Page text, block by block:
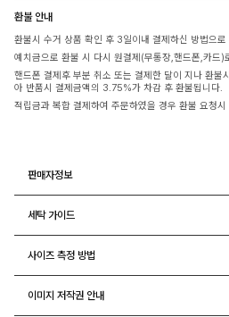
환불 안내
환불시 수거 상품 확인 후 3일이내 결제하신 방법으로
예치금으로 환불 시 다시 원결제(무통장,핸드폰,카드)
핸드폰 결제후 부분 취소 또는 결제한 달이 지나 환불
아 반품시 결제금액의 3.75%가 차감 후 환불됩니다.
적립금과 복합 결제하여 주문하였을 경우 환불 요청
판매자정보
세탁 가이드
사이즈 측정 방법
이미지 저작권 안내